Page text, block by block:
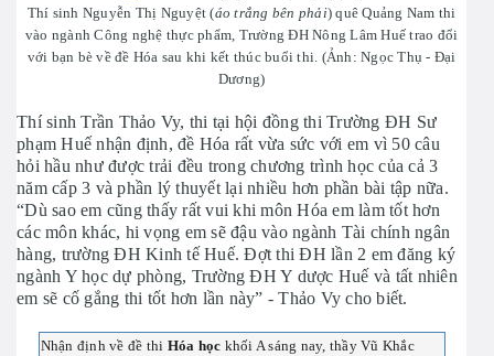
Thí sinh Nguyễn Thị Nguyệt (áo trắng bên phải) quê Quảng Nam thi
vào ngành Công nghệ thực phẩm, Trường ĐH Nông Lâm Huế trao đổi
với bạn bè về đề Hóa sau khi kết thúc buổi thi. (Ảnh: Ngọc Thụ - Đại
Dương)
Thí sinh Trần Thảo Vy, thi tại hội đồng thi Trường ĐH Sư
phạm Huế nhận định, đề Hóa rất vừa sức với em vì 50 câu
hỏi hầu như được trải đều trong chương trình học của cả 3
năm cấp 3 và phần lý thuyết lại nhiều hơn phần bài tập nữa.
“Dù sao em cũng thấy rất vui khi môn Hóa em làm tốt hơn
các môn khác, hi vọng em sẽ đậu vào ngành Tài chính ngân
hàng, trường ĐH Kinh tế Huế. Đợt thi ĐH lần 2 em đăng ký
ngành Y học dự phòng, Trường ĐH Y dược Huế và tất nhiên
em sẽ cố gắng thi tốt hơn lần này” - Thảo Vy cho biết.
Nhận định về đề thi Hóa học khối A sáng nay, thầy Vũ Khắc